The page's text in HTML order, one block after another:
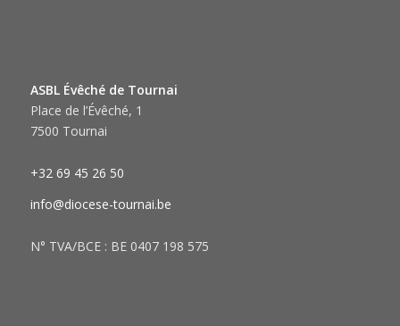
ASBL Évêché de Tournai
Place de l’Évêché, 1
7500 Tournai
+32 69 45 26 50
info@diocese-tournai.be
N° TVA/BCE : BE 0407 198 575